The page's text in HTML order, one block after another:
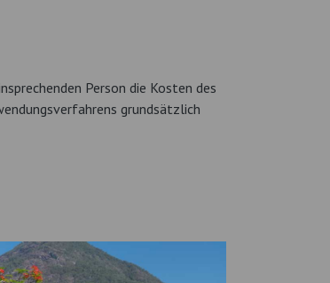
Person die Kosten des
grundsätzlich